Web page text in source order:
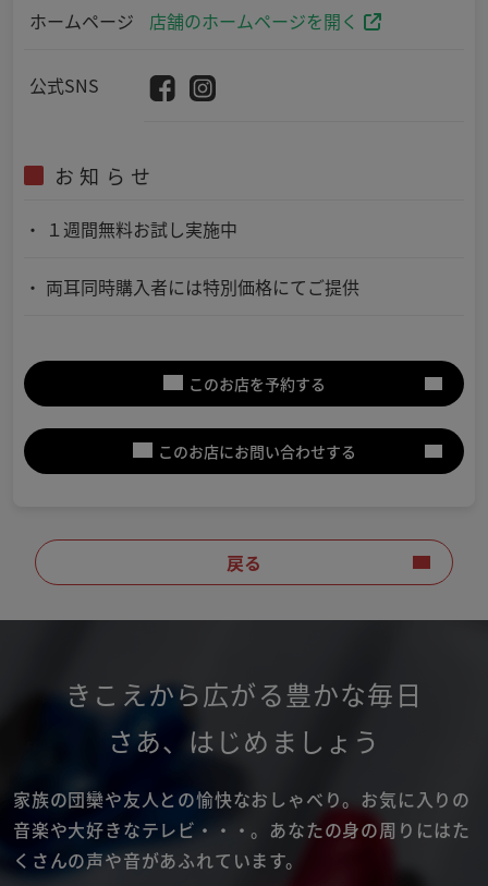
ホームページ 店舗のホームページを開く
公式SNS
お知らせ
１週間無料お試し実施中
両耳同時購入者には特別価格にてご提供
このお店を予約する
このお店にお問い合わせする
戻る
きこえから広がる豊かな毎日
さあ、 はじめましょう
家族の団欒や友人との愉快なおしゃべり。 お気に入りの
音楽や大好きなテレビ・・・。 あなたの身の周りにはた
くさんの声や音があふれています。